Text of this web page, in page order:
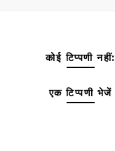
कोई टिप्पणी नहीं:
एक टिप्पणी भेजें